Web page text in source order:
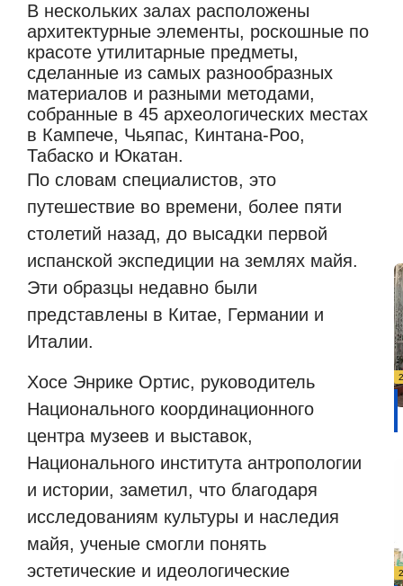
В нескольких залах расположены
архитектурные элементы, роскошные по
красоте утилитарные предметы,
сделанные из самых разнообразных
материалов и разными методами,
собранные в 45 археологических местах
в Кампече, Чьяпас, Кинтана-Роо,
Табаско и Юкатан.
По словам специалистов, это
путешествие во времени, более пяти
столетий назад, до высадки первой
испанской экспедиции на землях майя.
Эти образцы недавно были
представлены в Китае, Германии и
Италии.
Хосе Энрике Ортис, руководитель
Национального координационного
центра музеев и выставок,
Национального института антропологии
и истории, заметил, что благодаря
исследованиям культуры и наследия
майя, ученые смогли понять
эстетические и идеологические